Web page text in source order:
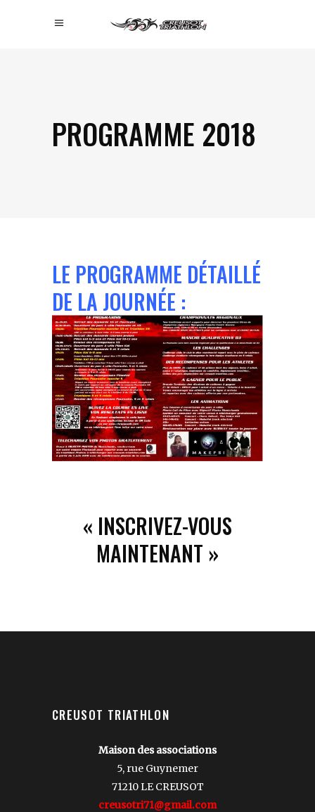
PROGRAMME 2018
LE PROGRAMME DÉTAILLÉ
DE LA JOURNÉE :
« INSCRIVEZ-VOUS
MAINTENANT »
CREUSOT TRIATHLON
Maison des associations
5, rue Guynemer
71210 LE CREUSOT
creusotri71@gmail.com